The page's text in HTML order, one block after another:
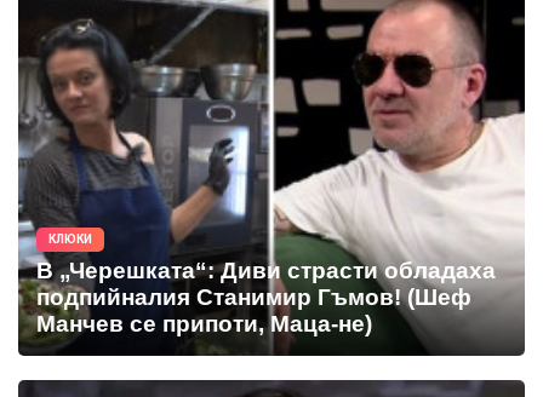
КЛЮКИ
В „Черешката“: Диви страсти обладаха
подпийналия Станимир Гъмов! (Шеф
Манчев се припоти, Маца-не)